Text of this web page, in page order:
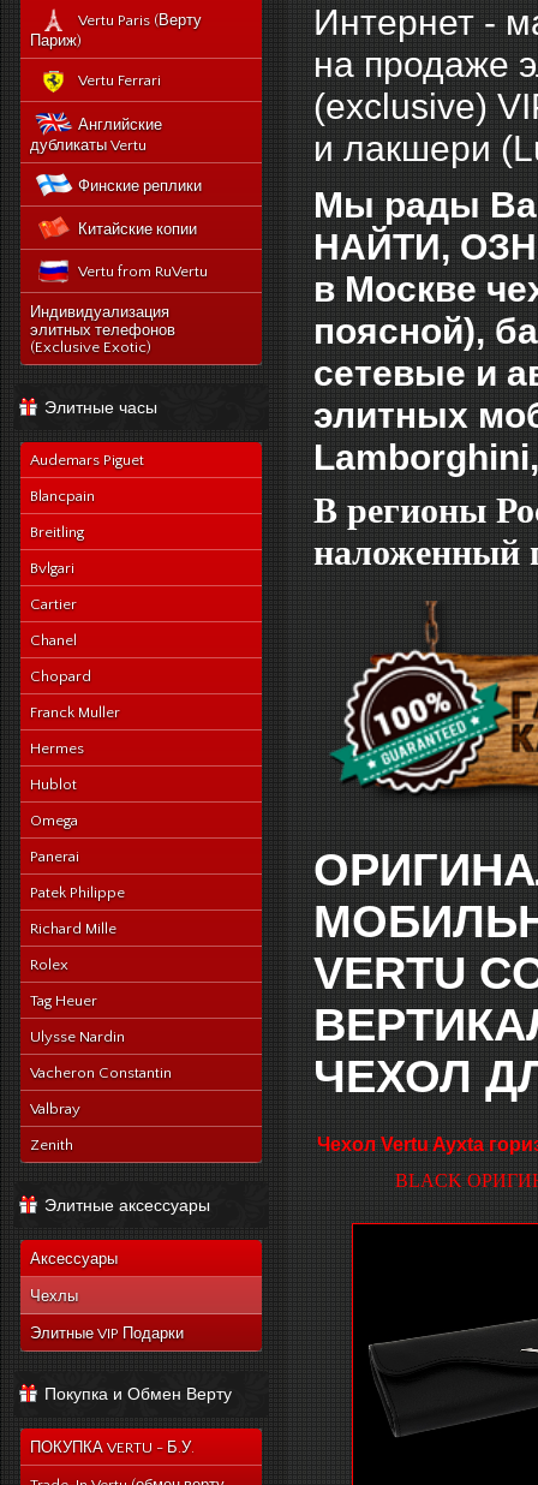
Vertu Constellation X duos
Sim - смартфон Верту
Констелейшен икс на две
сим карты
Vertu Signature touch
Vertu Aster (Верту Астер)
Vertu Ti
Vertu Constellation V
noviy-vertu-signature-
new-touch
catalog
543-vertu-signature-
touch-grape-lizard-
en
navy-alligator-en
category
175-novyj-vertu-
signature-new-touch
Vertu Paris (Верту
Париж)
Vertu Ferrari
Английские
дубликаты Vertu
Финские реплики
Китайские копии
Vertu from RuVertu
Индивидуализация
элитных телефонов
(Exclusive Exotic)
Элитные часы
Audemars Piguet
Blancpain
Breitling
Bvlgari
Cartier
Chanel
Chopard
Franck Muller
Hermes
Hublot
Omega
Panerai
Patek Philippe
Richard Mille
Rolex
Tag Heuer
Ulysse Nardin
Vacheron Constantin
Valbray
Zenith
Элитные аксессуары
Аксессуары
Чехлы
Элитные VIP Подарки
Покупка и Обмен Верту
ПОКУПКА VERTU - Б.У.
Интернет -
на продаже
(exclusive)
и лакшери
Mы рады
НАЙТИ,
в Москве
поясной),
сетевые и
элитных
В регионы
наложенный
VERTU
ЧЕХОЛ
Чехол Vertu Ayxta
BLACK